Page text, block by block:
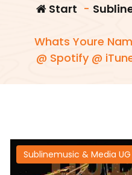
Start -
Whats Youre
@ Spotify @
Sublinemusic & Media UG